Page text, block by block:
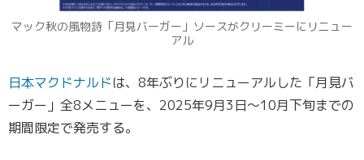
マック秋の風物詩「月見バーガー」ソースがクリーミーにリニュー
アル
日本マクドナルドは、8年ぶりにリニューアルした「月見バ
ーガー」全8メニューを、2025年9月3日～10月下旬までの
期間限定で発売する。